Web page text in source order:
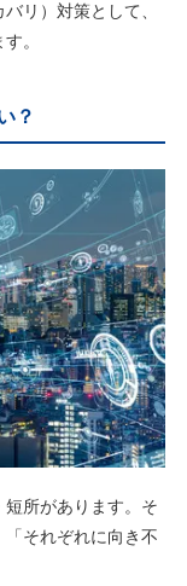
リ）対策として、
。
？
所があります。そ
それぞれに向き不